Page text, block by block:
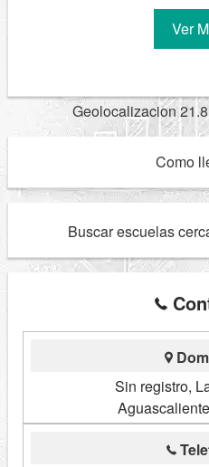
Ver
Geolocalizacion
Como
Buscar escuelas
Sin registro,